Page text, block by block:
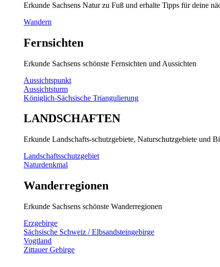
Erkunde Sachsens Natur zu Fuß und erhalte Tipps für deine
Wandern
Fernsichten
Erkunde Sachsens schönste Fernsichten und Aussichten
Aussichtspunkt
Aussichtsturm
Königlich-Sächsische Triangulierung
LANDSCHAFTEN
Erkunde Landschafts-schutzgebiete, Naturschutzgebiete und
Landschaftsschutzgebiet
Naturdenkmal
Wanderregionen
Erkunde Sachsens schönste Wanderregionen
Erzgebirge
Sächsische Schweiz / Elbsandsteingebirge
Vogtland
Zittauer Gebirge